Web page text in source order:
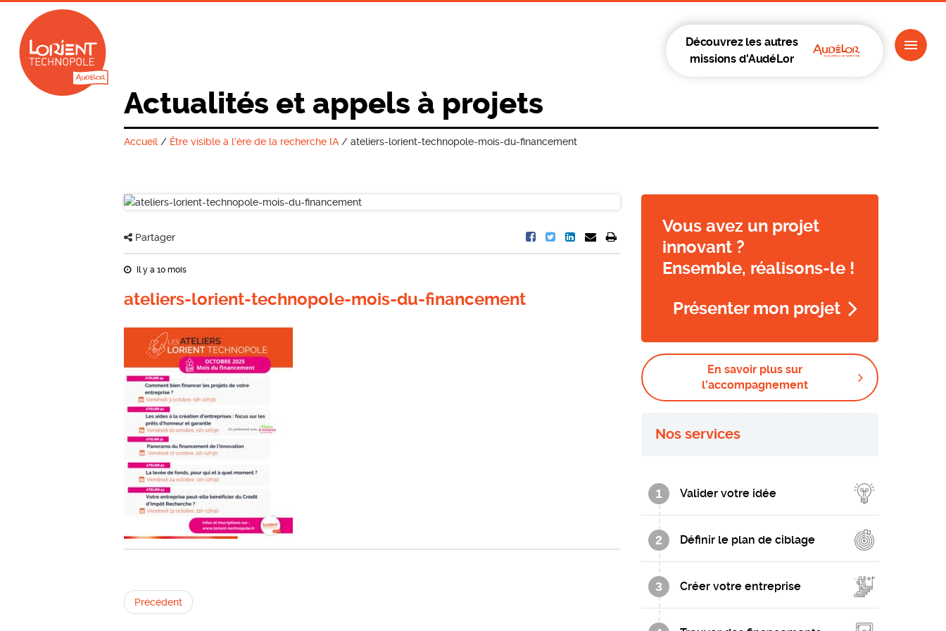
Découvrez les autres
missions d'AudéLor
Actualités et appels à projets
Accueil / Être visible à l’ère de la recherche IA/ateliers-lorient-technopole-mois-du-financement
Partager
Il y a 10 mois
ateliers-lorient-technopole-mois-du-financement
Précédent
Vous avez un projet
innovant ?
Ensemble, réalisons-le !
Présenter mon projet
En savoir plus sur
l'accompagnement
Nos services
1 Valider votre idée
2 Définir le plan de ciblage
3 Créer votre entreprise